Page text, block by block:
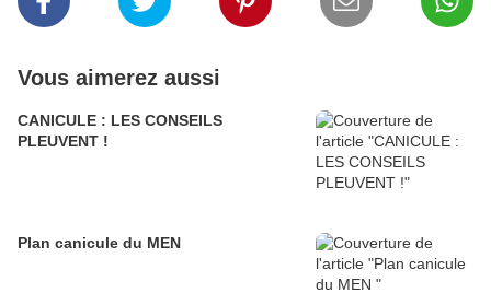
Vous aimerez aussi
CANICULE : LES CONSEILS
PLEUVENT !
Plan canicule du MEN